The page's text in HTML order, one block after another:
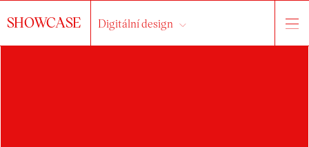
SHOWCASE Digitální design